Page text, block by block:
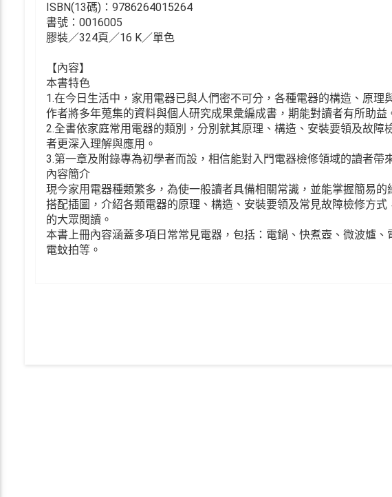
ISBN(13碼)：9786264015264
書號：0016005
膠裝／324頁／16 K／單色
【內容】
本書特色
1.在今日生活中，家用電器已與人們密不可分，各種電器的構造、原理
作者將多年蒐集的資料與個人研究成果彙編成書，期能對讀者有所助益
2.全書依家庭常用電器的類別，分別就其原理、構造、安裝要領及故
者更深入理解與應用。
3.第一章及附錄專為初學者而設，相信能對入門電器檢修領域的讀者帶
內容簡介
現今家用電器種類繁多，為使一般讀者具備相關常識，並能掌握簡易
搭配插圖，介紹各類電器的原理、構造、安裝要領及常見故障檢修方
的大眾閱讀。
本書上冊內容涵蓋多項日常常見電器，包括：電鍋、快煮壺、微波爐
電蚊拍等。